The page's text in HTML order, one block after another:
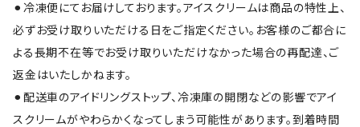
⚫︎冷凍便にてお届けしております。アイスクリームは商品の特性上、
必ずお受け取りいただける日をご指定ください。お客様のご都合に
よる長期不在等でお受け取りいただけなかった場合の再配達、ご
返金はいたしかねます。
⚫︎配送車のアイドリングストップ、冷凍庫の開閉などの影響でアイ
スクリームがやわらかくなってしまう可能性があります。到着時間